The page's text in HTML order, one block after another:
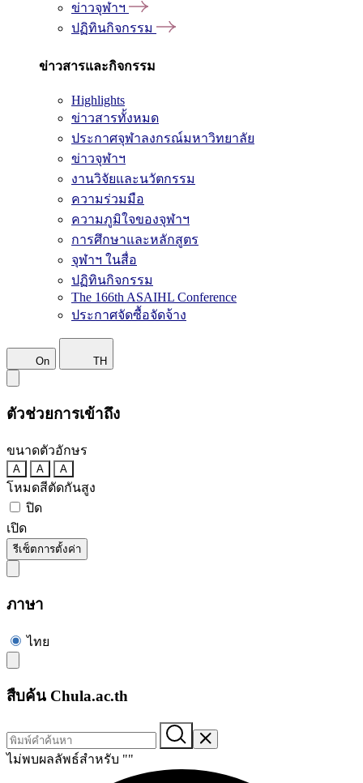
ข่าวจุฬาฯ
ปฏิทินกิจกรรม
ข่าวสารและกิจกรรม
Highlights
ข่าวสารทั้งหมด
ประกาศจุฬาลงกรณ์มหาวิทยาลัย
ข่าวจุฬาฯ
งานวิจัยและนวัตกรรม
ความร่วมมือ
ความภูมิใจของจุฬาฯ
การศึกษาและหลักสูตร
จุฬาฯ ในสื่อ
ปฏิทินกิจกรรม
The 166th ASAIHL Conference
ประกาศจัดซื้อจัดจ้าง
On TH
ตัวช่วยการเข้าถึง
ขนาดตัวอักษร
A A A
โหมดสีตัดกันสูง
ปิด
เปิด
รีเซ็ตการตั้งค่า
ภาษา
ไทย
สืบค้น Chula.ac.th
ไม่พบผลลัพธ์สำหรับ ""